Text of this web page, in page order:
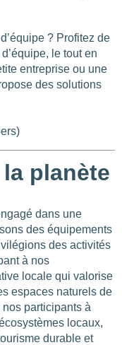
? Profitez de
le tout en
entreprise ou une
des solutions
planète
dans une
des équipements
des activités
à nos
locale qui valorise
espaces naturels de
participants à
locaux,
durable et